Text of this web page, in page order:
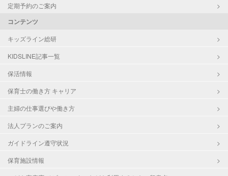
定期予約のご案内
コンテンツ
キッズライン総研
KIDSLINE記事一覧
保活情報
保育士の働き方 キャリア
主婦の仕事選びや働き方
法人プランのご案内
ガイドライン遵守状況
保育施設情報